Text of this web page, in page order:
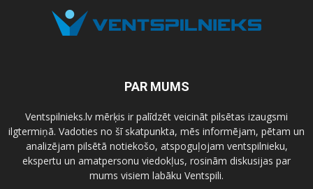
PAR MUMS
Ventspilnieks.lv mērķis ir palīdzēt veicināt pilsētas izaugsmi
ilgtermiņā. Vadoties no šī skatpunkta, mēs informējam, pētam un
analizējam pilsētā notiekošo, atspoguļojam ventspilnieku,
ekspertu un amatpersonu viedokļus, rosinām diskusijas par
mums visiem labāku Ventspili.